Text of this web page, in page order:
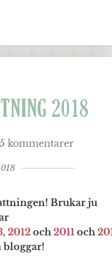
2018
kommentarer
Brukar ju
, 2012 och2011 och
bloggar!